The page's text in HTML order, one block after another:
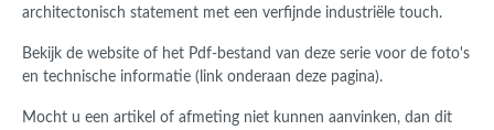
architectonisch statement met een verfijnde industriële touch.
Bekijk de website of het Pdf-bestand van deze serie voor de foto's
en technische informatie (link onderaan deze pagina).
Mocht u een artikel of afmeting niet kunnen aanvinken, dan dit